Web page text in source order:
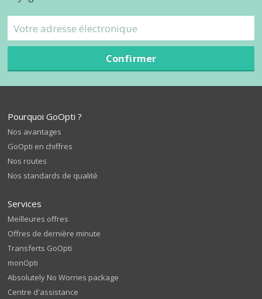
Confirmer
Pourquoi GoOpti ?
Nos avantages
GoOpti en chiffres
Nos routes
Nos standards de qualité
Services
Meilleures offres
Offres de dernière minute
Transferts GoOpti
monOpti
Absolutely No Worries package
Centre d'assistance